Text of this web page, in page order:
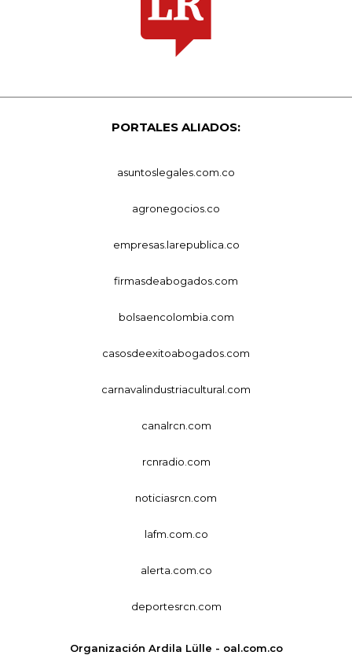
PORTALES ALIADOS:
asuntoslegales.com.co
agronegocios.co
empresas.larepublica.co
firmasdeabogados.com
bolsaencolombia.com
casosdeexitoabogados.com
carnavalindustriacultural.com
canalrcn.com
rcnradio.com
noticiasrcn.com
lafm.com.co
alerta.com.co
deportesrcn.com
Organización Ardila Lülle - oal.com.co